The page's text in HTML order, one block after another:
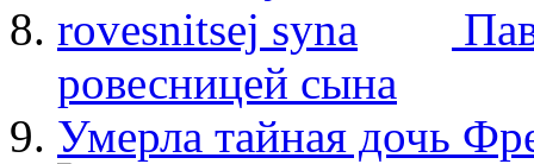
ровесницей сына
Умерла тайная дочь